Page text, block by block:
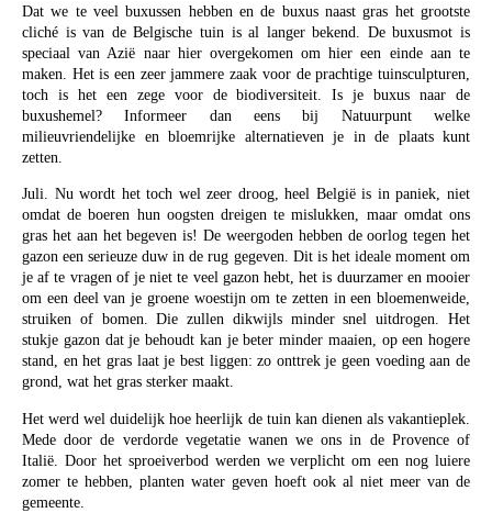
Dat we te veel buxussen hebben en de buxus naast gras het grootste
cliché is van de Belgische tuin is al langer bekend. De buxusmot is
speciaal van Azië naar hier overgekomen om hier een einde aan te
maken. Het is een zeer jammere zaak voor de prachtige tuinsculpturen,
toch is het een zege voor de biodiversiteit. Is je buxus naar de
buxushemel? Informeer dan eens bij Natuurpunt welke
milieuvriendelijke en bloemrijke alternatieven je in de plaats kunt
zetten.
Juli. Nu wordt het toch wel zeer droog, heel België is in paniek, niet
omdat de boeren hun oogsten dreigen te mislukken, maar omdat ons
gras het aan het begeven is! De weergoden hebben de oorlog tegen het
gazon een serieuze duw in de rug gegeven. Dit is het ideale moment om
je af te vragen of je niet te veel gazon hebt, het is duurzamer en mooier
om een deel van je groene woestijn om te zetten in een bloemenweide,
struiken of bomen. Die zullen dikwijls minder snel uitdrogen. Het
stukje gazon dat je behoudt kan je beter minder maaien, op een hogere
stand, en het gras laat je best liggen: zo onttrek je geen voeding aan de
grond, wat het gras sterker maakt.
Het werd wel duidelijk hoe heerlijk de tuin kan dienen als vakantieplek.
Mede door de verdorde vegetatie wanen we ons in de Provence of
Italië. Door het sproeiverbod werden we verplicht om een nog luiere
zomer te hebben, planten water geven hoeft ook al niet meer van de
gemeente.